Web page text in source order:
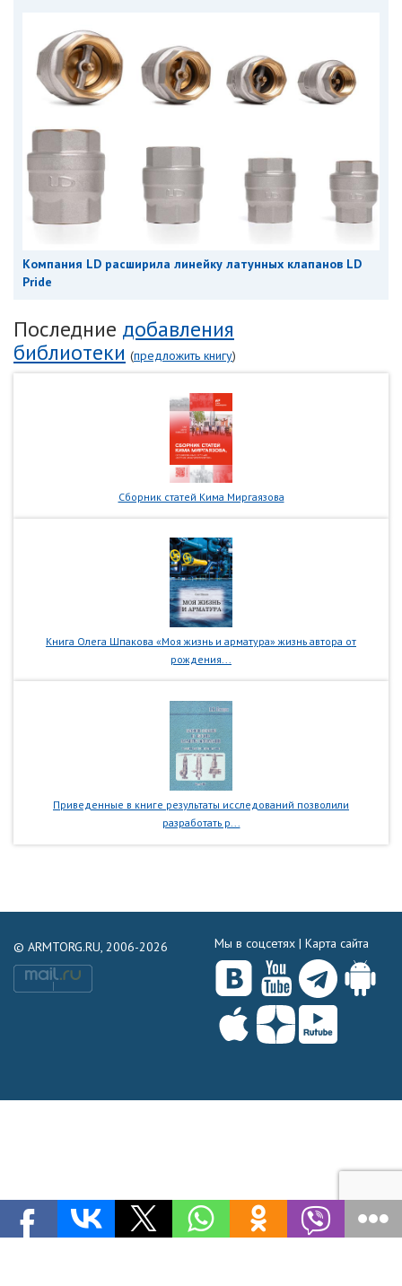
Компания LD расширила линейку латунных клапанов LD
Pride
Последние добавления
библиотеки (предложить книгу)
Сборник статей Кима Миргаязова
Книга Олега Шпакова «Моя жизнь и арматура» жизнь автора от
рождения...
Приведенные в книге результаты исследований позволили
разработать р...
© ARMTORG.RU, 2006-2026 Мы в соцсетях | Карта сайта